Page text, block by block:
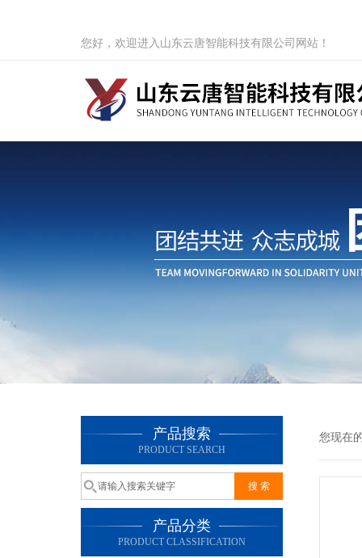
您好，欢迎进入山东云唐智能科技有限公司网站！
产品搜索
PRODUCT SEARCH
产品分类
PRODUCT CLASSIFICATION
您现在